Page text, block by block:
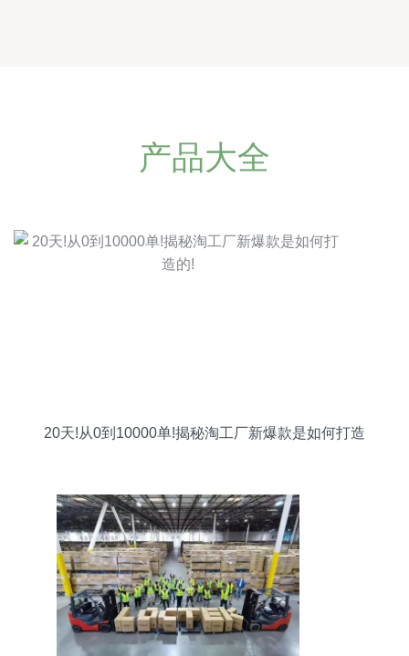
产品大全
20天!从0到10000单!揭秘淘工厂新爆款是如何打造